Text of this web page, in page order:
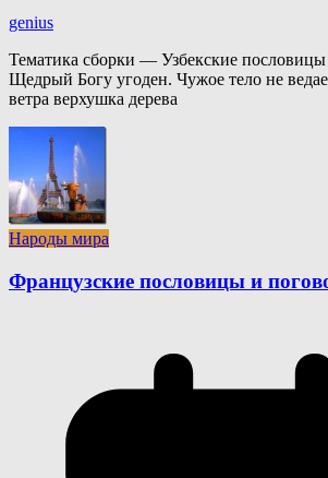
genius
Тематика сборки — Узбекские
Щедрый Богу угоден. Чужое тело не
ветра верхушка дерева
Народы мира
Французские пословицы и